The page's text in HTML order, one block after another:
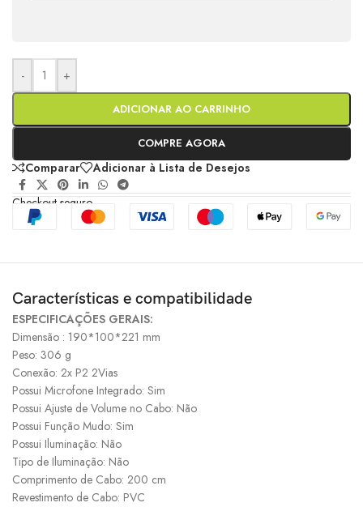
- +
ADICIONAR AO CARRINHO
COMPRE AGORA
Comparar Adicionar à Lista de Desejos
Checkout seguro
Características e compatibilidade
ESPECIFICAÇÕES GERAIS:
Dimensão : 190*100*221 mm
Peso: 306 g
Conexão: 2x P2 2Vias
Possui Microfone Integrado: Sim
Possui Ajuste de Volume no Cabo: Não
Possui Função Mudo: Sim
Possui Iluminação: Não
Tipo de Iluminação: Não
Comprimento de Cabo: 200 cm
Revestimento de Cabo: PVC